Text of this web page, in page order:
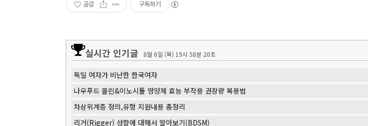
공감 구독하기
실시간 인기글 8월 6일 (목) 19시 58분 21초
독일 여자가 비난한 한국여자
나우푸드 콜린&이노시톨 영양제 효능 부작용 권장량 복용법
차상위계층 정의,유형 지원내용 총정리
리거(Rigger) 성향에 대해서 알아보기(BDSM)